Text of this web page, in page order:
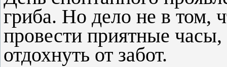
гриба. Но дело не в том,
провести приятные
отдохнуть от забот.